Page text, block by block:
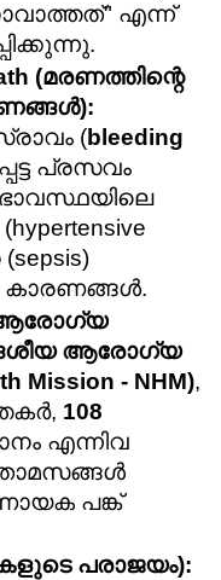
എന്ന്
(മരണത്തിന്റെ
(bleeding
പ്രസവം
കാരണങ്ങൾ.
ആരോഗ്യ
ആരോഗ്യ
Mission - NHM)
108
എന്നിവ
പങ്ക്
കളുടെ പരാജയം):